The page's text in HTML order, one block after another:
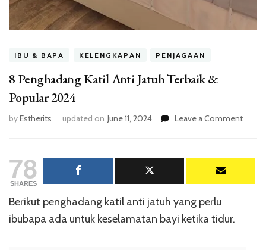
IBU & BAPA KELENGKAPAN PENJAGAAN
8 Penghadang Katil Anti Jatuh Terbaik &
Popular 2024
byEstherits updated on June 11, 2024 Leave a Commenton
Katil
78
SHARES
Berikut penghadang katil anti jatuh yang perlu
ibubapa ada untuk keselamatan bayi ketika tidur.